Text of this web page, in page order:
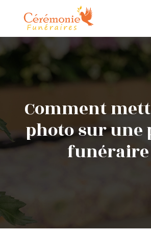
Comment
photo sur une
funéraire